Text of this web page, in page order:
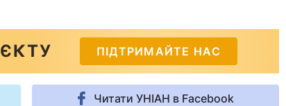
ПІДТРИМАЙТЕ НАС
Читати УНІАН в Facebook